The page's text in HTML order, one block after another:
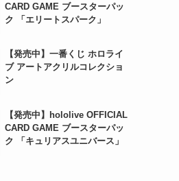
CARD GAME ブースターパッ
ク 「エリートスパーク」
【発売中】一番くじ ホロライ
ブ アートアクリルコレクショ
ン
【発売中】hololive OFFICIAL
CARD GAME ブースターパッ
ク 「キュリアスユニバース」